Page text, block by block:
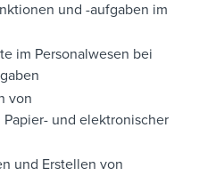
und -aufgaben im
im Personalwesen bei
von
und elektronischer
und Erstellen von